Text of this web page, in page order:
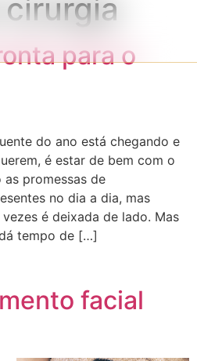
para o
do ano está chegando e
é estar de bem com o
promessas de
no dia a dia, mas
é deixada de lado. Mas
tempo de […]
facial